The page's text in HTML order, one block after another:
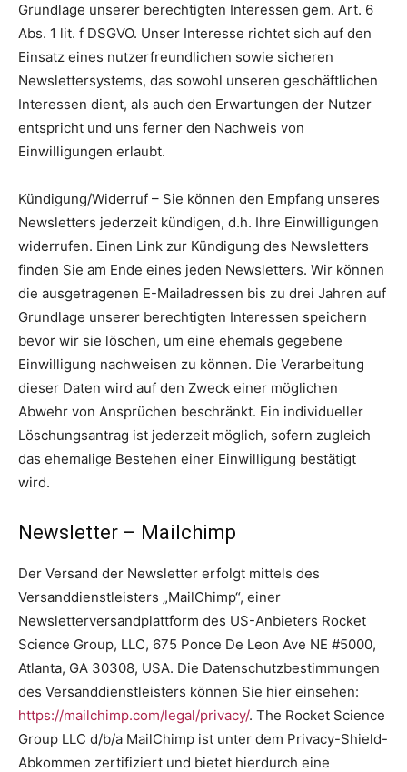
Grundlage unserer berechtigten Interessen gem. Art. 6
Abs. 1 lit. f DSGVO. Unser Interesse richtet sich auf den
Einsatz eines nutzerfreundlichen sowie sicheren
Newslettersystems, das sowohl unseren geschäftlichen
Interessen dient, als auch den Erwartungen der Nutzer
entspricht und uns ferner den Nachweis von
Einwilligungen erlaubt.
Kündigung/Widerruf – Sie können den Empfang unseres
Newsletters jederzeit kündigen, d.h. Ihre Einwilligungen
widerrufen. Einen Link zur Kündigung des Newsletters
finden Sie am Ende eines jeden Newsletters. Wir können
die ausgetragenen E-Mailadressen bis zu drei Jahren auf
Grundlage unserer berechtigten Interessen speichern
bevor wir sie löschen, um eine ehemals gegebene
Einwilligung nachweisen zu können. Die Verarbeitung
dieser Daten wird auf den Zweck einer möglichen
Abwehr von Ansprüchen beschränkt. Ein individueller
Löschungsantrag ist jederzeit möglich, sofern zugleich
das ehemalige Bestehen einer Einwilligung bestätigt
wird.
Newsletter – Mailchimp
Der Versand der Newsletter erfolgt mittels des
Versanddienstleisters „MailChimp“, einer
Newsletterversandplattform des US-Anbieters Rocket
Science Group, LLC, 675 Ponce De Leon Ave NE #5000,
Atlanta, GA 30308, USA. Die Datenschutzbestimmungen
des Versanddienstleisters können Sie hier einsehen:
https://mailchimp.com/legal/privacy/. The Rocket Science
Group LLC d/b/a MailChimp ist unter dem Privacy-Shield-
Abkommen zertifiziert und bietet hierdurch eine